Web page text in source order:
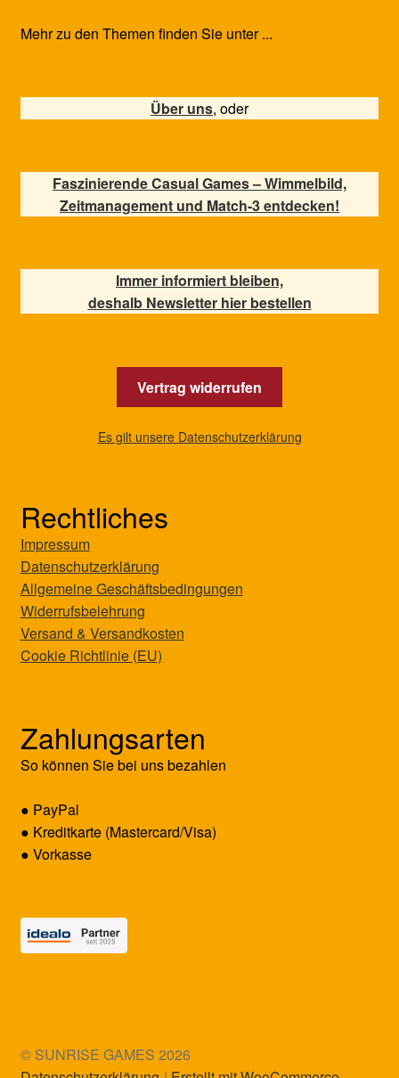
Mehr zu den Themen finden Sie unter ...
Über uns, oder
Faszinierende Casual Games – Wimmelbild,
Zeitmanagement und Match-3 entdecken!
Immer informiert bleiben,
deshalb Newsletter hier bestellen
Vertrag widerrufen
Es gilt unsere Datenschutzerklärung
Rechtliches
Impressum
Datenschutzerklärung
Allgemeine Geschäftsbedingungen
Widerrufsbelehrung
Versand & Versandkosten
Cookie Richtlinie (EU)
Zahlungsarten
So können Sie bei uns bezahlen
● PayPal
● Kreditkarte (Mastercard/Visa)
● Vorkasse
© SUNRISE GAMES 2026